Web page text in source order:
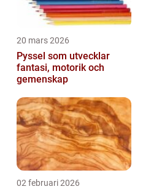
20 mars 2026
Pyssel som utvecklar
fantasi, motorik och
gemenskap
02 februari 2026